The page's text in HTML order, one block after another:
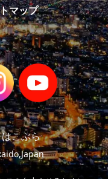
マップ
こぶら